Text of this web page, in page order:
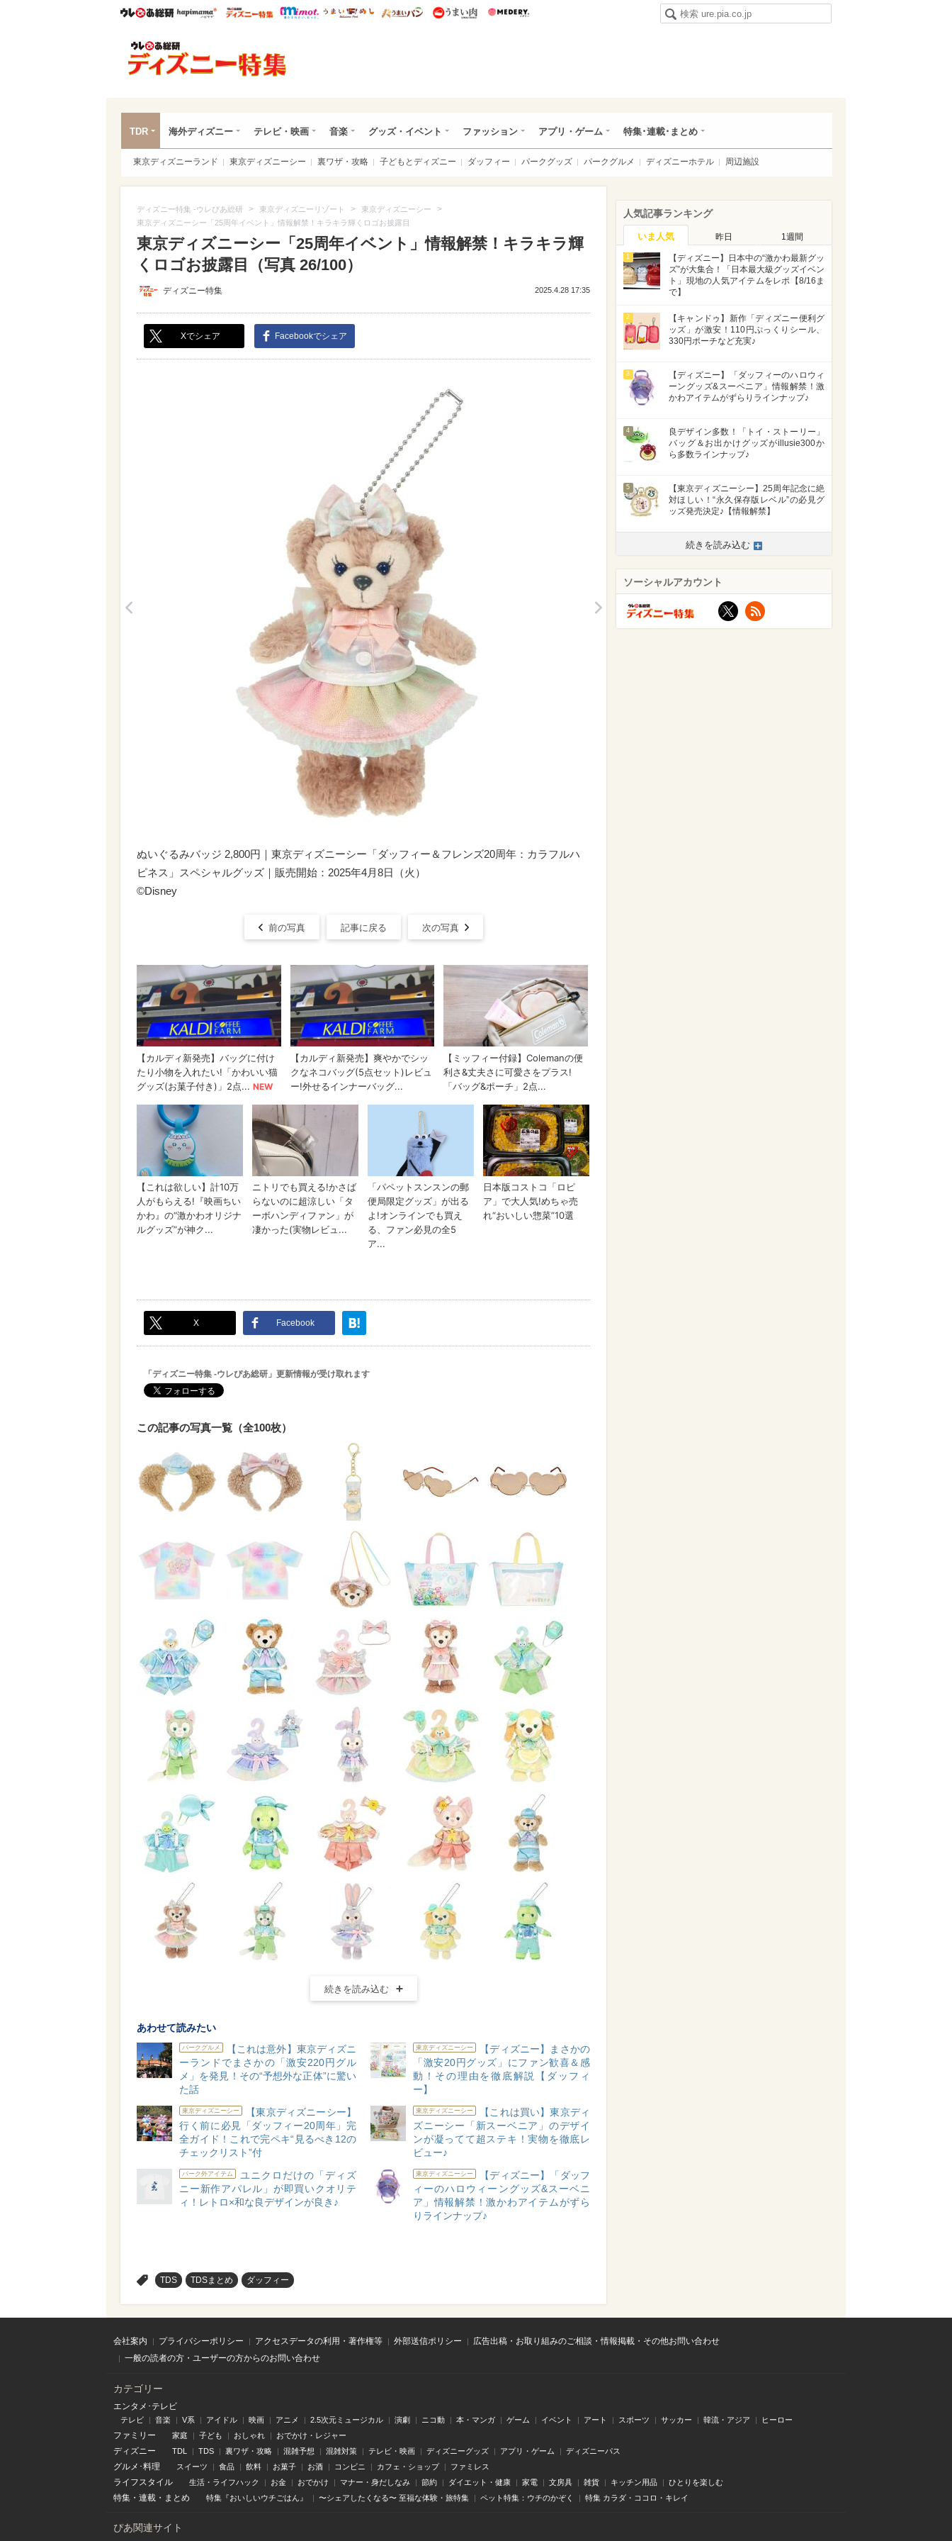
ウレぴあ総研ハピママ* ウレぴあ総研 ディズニー特集
mimot. うまいめし うまいパン うまい肉
TDR 海外ディズニー テレビ・映画 音楽 グッズ・イベント ファッション アプリ・ゲーム 特集･連載･まとめ
東京ディズニーランド 東京ディズニーシー 裏ワザ・攻略 子どもとディズニー ダッフィー パークグッズ パークグルメ ディズニーホテル 周辺施設
ディズニー特集 -ウレぴあ総研 > 東京ディズニーリゾート > 東京ディズニーシー >
東京ディズニーシー「25周年イベント」情報解禁！キラキラ輝くロゴお披露目
東京ディズニーシー「25周年イベント」情報解禁！キラキラ輝
くロゴお披露目（写真 26/100）
ディズニー特集 2025.4.28 17:35
Xでシェア Facebookでシェア
>
ぬいぐるみバッジ 2,800円｜東京ディズニーシー「ダッフィー＆フレンズ20周年：カラフルハ
ピネス」スペシャルグッズ｜販売開始：2025年4月8日（火）
©Disney
前の写真 記事に戻る 次の写真
X Facebook
「ディズニー特集 -ウレぴあ総研」更新情報が受け取れます
この記事の写真一覧（全100枚）
続きを読み込む
あわせて読みたい
パークグルメ
【これは意外】東京ディズニ
ーランドでまさかの「激安220円グル
メ」を発見！その“予想外な正体”に驚い
た話
東京ディズニーシー
【ディズニー】まさかの
「激安20円グッズ」にファン歓喜＆感
動！その理由を徹底解説【ダッフィ
ー】
東京ディズニーシー
【東京ディズニーシー】
行く前に必見「ダッフィー20周年」完
全ガイド！これで完ペキ“見るべき12の
チェックリスト”付
東京ディズニーシー
【これは買い】東京ディ
ズニーシー「新スーベニア」のデザイ
ンが凝ってて超ステキ！実物を徹底レ
ビュー♪
パーク外アイテム
ユニクロだけの「ディズ
ニー新作アパレル」が即買いクオリテ
ィ！レトロ×和な良デザインが良き♪
東京ディズニーシー
【ディズニー】「ダッフ
ィーのハロウィーングッズ&スーベニ
ア」情報解禁！激かわアイテムがずら
りラインナップ♪
TDS TDSまとめ ダッフィー
人気記事ランキング
いま人気 昨日 1週間
1
【ディズニー】日本中の“激かわ最新グッ
ズ”が大集合！「日本最大級グッズイベン
ト」現地の人気アイテムをレポ【8/16ま
で】
2
【キャンドゥ】新作「ディズニー便利グ
ッズ」が激安！110円ぷっくりシール、
330円ポーチなど充実♪
3
【ディズニー】「ダッフィーのハロウィ
ーングッズ&スーベニア」情報解禁！激
かわアイテムがずらりラインナップ♪
4
良デザイン多数！「トイ・ストーリー」
バッグ＆お出かけグッズがillusie300か
ら多数ラインナップ♪
5
【東京ディズニーシー】25周年記念に絶
対ほしい！“永久保存版レベル”の必見グ
ッズ発売決定♪【情報解禁】
続きを読み込む
ソーシャルアカウント
X
会社案内 プライバシーポリシー アクセスデータの利用・著作権等 外部送信ポリシー
広告出稿・お取り組みのご相談・情報掲載・その他お問い合わせ
一般の読者の方・ユーザーの方からのお問い合わせ
カテゴリー
エンタメ･テレビ
テレビ 音楽 V系 アイドル 映画 アニメ 2.5次元ミュージカル 演劇 ニコ動 本・マンガ ゲーム イベント アート スポーツ サッカー 韓流・アジア ヒーロー
ファミリー 家庭 子ども おしゃれ おでかけ・レジャー
ディズニー TDL TDS 裏ワザ・攻略 混雑予想 混雑対策 テレビ・映画 ディズニーグッズ アプリ・ゲーム ディズニーパス
グルメ･料理 スイーツ 食品 飲料 お菓子 お酒 コンビニ カフェ・ショップ ファミレス
ライフスタイル 生活・ライフハック お金 おでかけ マナー・身だしなみ 節約 ダイエット・健康 家電 文房具 雑貨 キッチン用品 ひとりを楽しむ
特集 ・ 連載 ・ まとめ 特集『おいしいウチごはん』 〜シェアしたくなる〜 至福な体験・旅特集 ペット特集：ウチのかぞく 特集 カラダ・ココロ・キレイ
ぴあ関連サイト